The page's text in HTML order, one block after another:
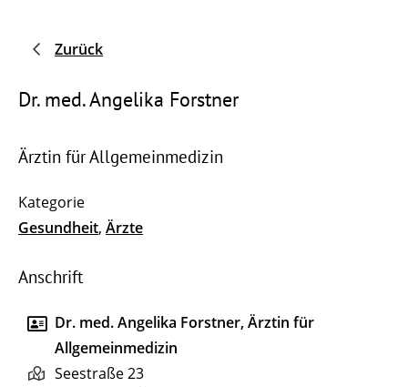
Zurück
Dr. med. Angelika Forstner
Ärztin für Allgemeinmedizin
Gesundheit, Ärzte
Anschrift
Dr. med. Angelika Forstner, Ärztin für
Allgemeinmedizin
Seestraße 23